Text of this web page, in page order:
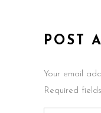
POST
Your email
Required